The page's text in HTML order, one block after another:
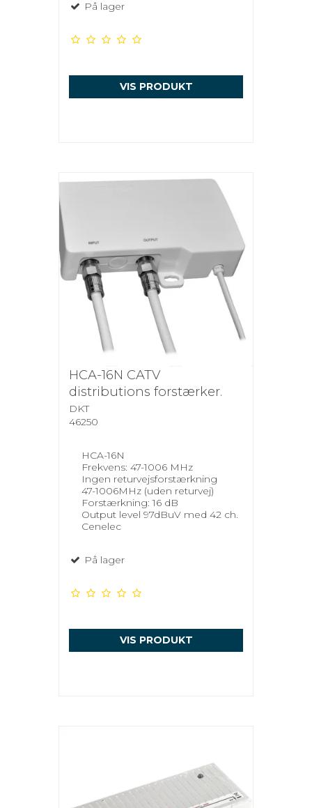
På lager
VIS PRODUKT
HCA-16N CATV
distributions forstærker.
DKT
46250
HCA-16N
Frekvens: 47-1006 MHz
Ingen returvejsforstærkning
47-1006MHz (uden returvej)
Forstærkning: 16 dB
Output level 97dBuV med 42 ch.
Cenelec
På lager
VIS PRODUKT